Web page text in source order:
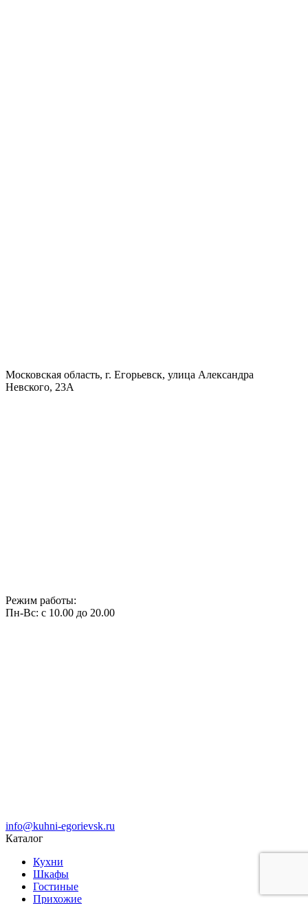
Московская область, г. Егорьевск, улица Александра
Невского, 23А
Режим работы:
Пн-Вс: с 10.00 до 20.00
info@kuhni-egorievsk.ru
Каталог
Кухни
Шкафы
Гостиные
Прихожие